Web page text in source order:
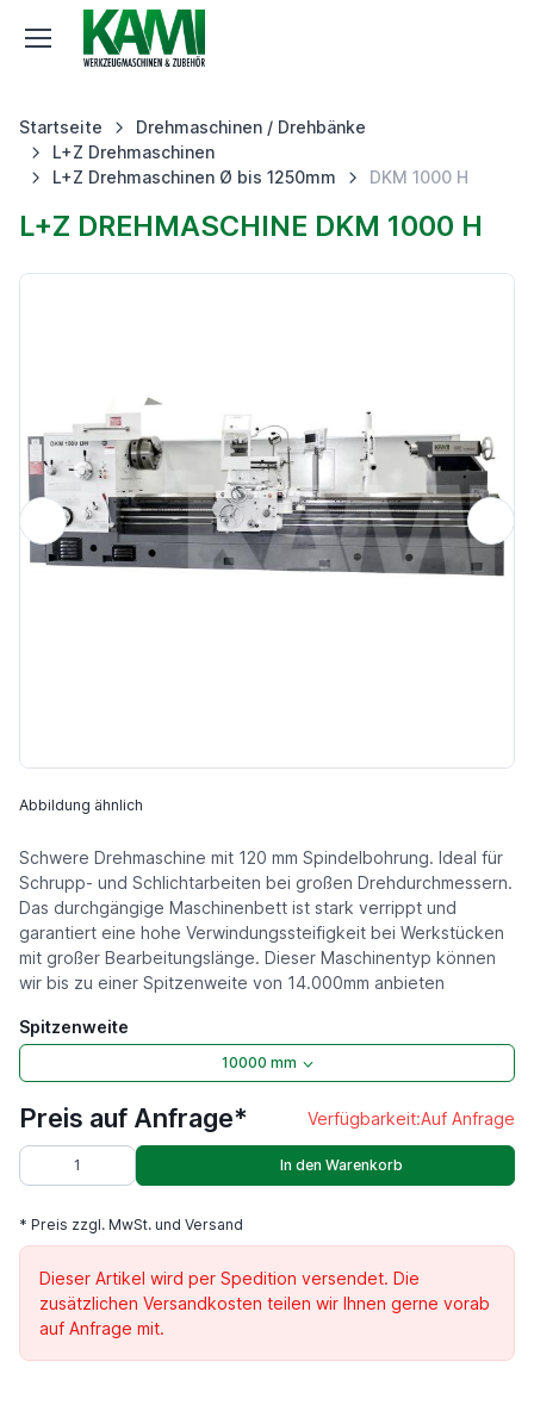
Startseite
Drehmaschinen / Drehbänke
L+Z Drehmaschinen
L+Z Drehmaschinen Ø bis 1250mm
DKM 1000 H
L+Z DREHMASCHINE DKM 1000 H
Abbildung ähnlich
Schwere Drehmaschine mit 120 mm Spindelbohrung. Ideal für
Schrupp- und Schlichtarbeiten bei großen Drehdurchmessern.
Das durchgängige Maschinenbett ist stark verrippt und
garantiert eine hohe Verwindungssteifigkeit bei Werkstücken
mit großer Bearbeitungslänge. Dieser Maschinentyp können
wir bis zu einer Spitzenweite von 14.000mm anbieten
Spitzenweite
10000 mm
Preis auf Anfrage* Verfügbarkeit:Auf Anfrage
In den Warenkorb
* Preis zzgl. MwSt. und Versand
Dieser Artikel wird per Spedition versendet. Die
zusätzlichen Versandkosten teilen wir Ihnen gerne vorab
auf Anfrage mit.